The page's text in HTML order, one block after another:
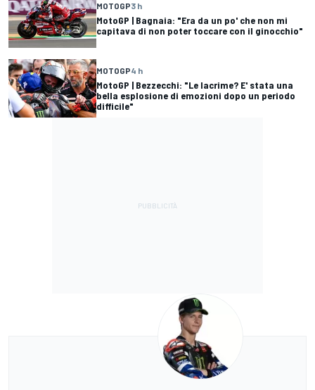
MOTOGP3 h
MotoGP | Bagnaia: "Era da un po' che non mi
capitava di non poter toccare con il ginocchio"
MOTOGP4 h
MotoGP | Bezzecchi: "Le lacrime? E' stata una
bella esplosione di emozioni dopo un periodo
difficile"